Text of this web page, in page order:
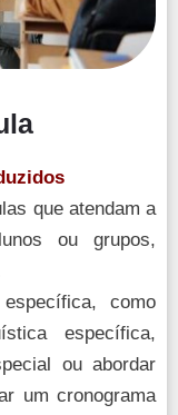
que atendam a
ou grupos,
como
específica,
ou abordar
um cronograma